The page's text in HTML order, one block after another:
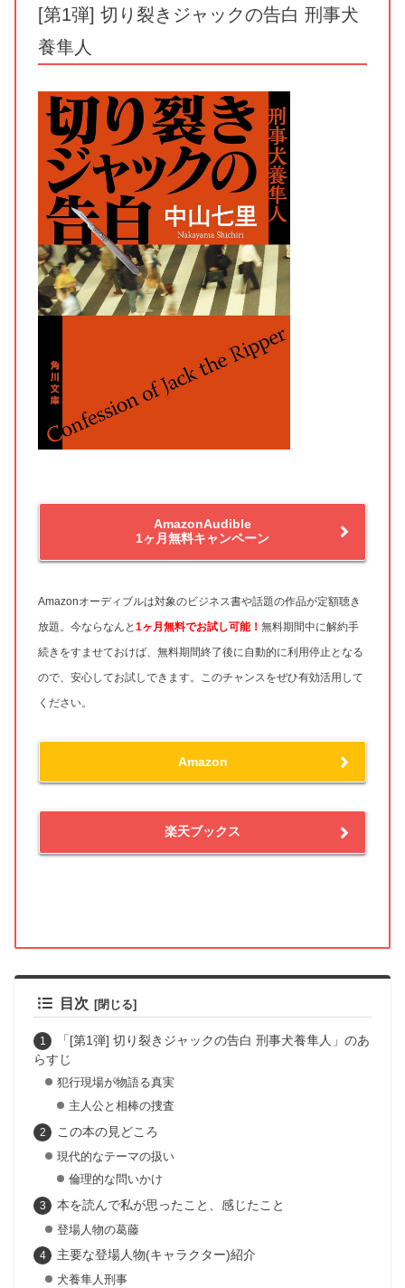
[第1弾] 切り裂きジャックの告白 刑事犬
養隼人
AmazonAudible
1ヶ月無料キャンペーン
Amazonオーディブルは対象のビジネス書や話題の作品が定額聴き
放題。今ならなんと 1ヶ月無料でお試し可能！ 無料期間中に解約手
続きをすませておけば、無料期間終了後に自動的に利用停止となる
ので、安心してお試しできます。このチャンスをぜひ有効活用して
ください。
Amazon
楽天ブックス
目次
「[第1弾] 切り裂きジャックの告白 刑事犬養隼人」のあ
らすじ
犯行現場が物語る真実
主人公と相棒の捜査
この本の見どころ
現代的なテーマの扱い
倫理的な問いかけ
本を読んで私が思ったこと、感じたこと
登場人物の葛藤
主要な登場人物(キャラクター)紹介
犬養隼人刑事